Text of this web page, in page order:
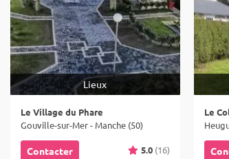
Lieux
Le Village du Phare
Gouville-sur-Mer - Manche (50)
Contacter 5.0 (16)
Le